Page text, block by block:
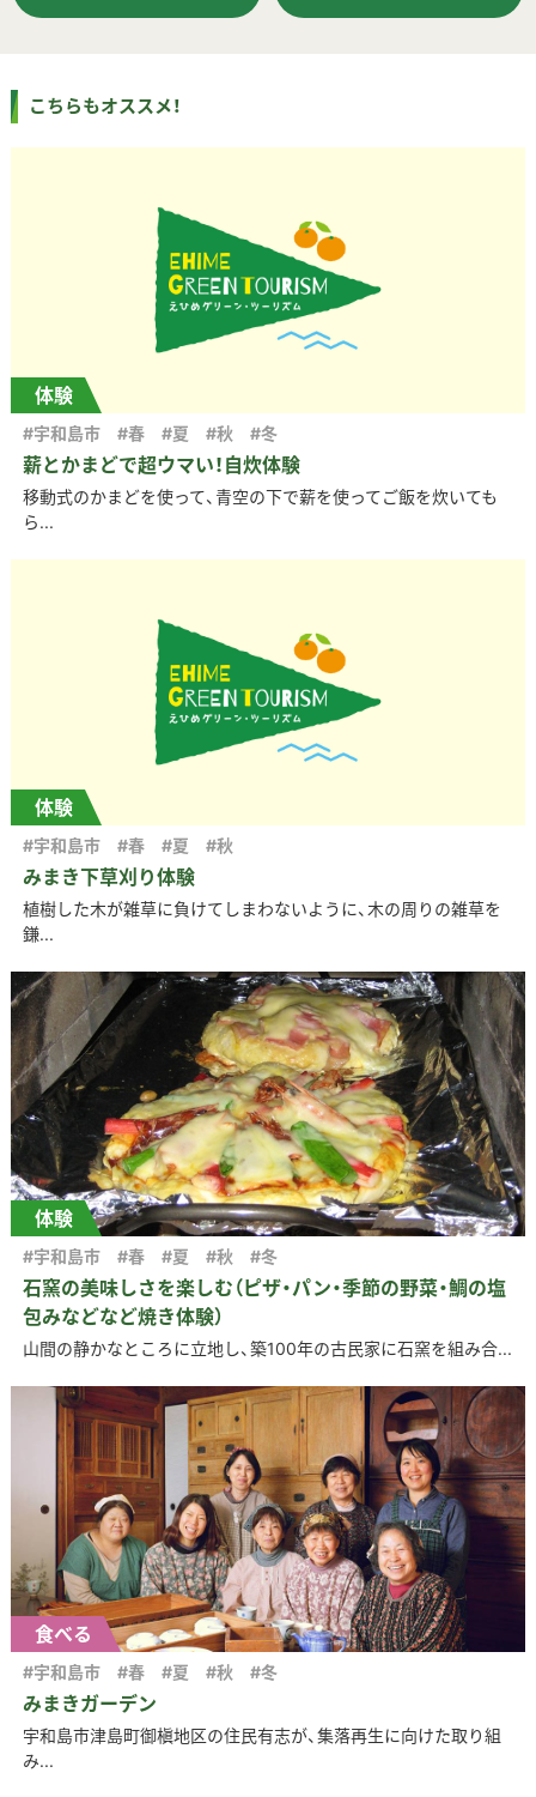
こちらもオススメ！
体験
薪とかまどで超ウマい！自炊体験
#宇和島市 #春 #夏 #秋 #冬
移動式のかまどを使って、青空の下で薪を使ってご飯を炊いても
ら...
体験
みまき下草刈り体験
#宇和島市 #春 #夏 #秋
植樹した木が雑草に負けてしまわないように、木の周りの雑草を
鎌...
体験
石窯の美味しさを楽しむ（ピザ・パン・季節の野菜・鯛の塩
包みなどなど焼き体験）
#宇和島市 #春 #夏 #秋 #冬
山間の静かなところに立地し、築100年の古民家に石窯を組み合...
食べる
みまきガーデン
#宇和島市 #春 #夏 #秋 #冬
宇和島市津島町御槇地区の住民有志が、集落再生に向けた取り組
み...